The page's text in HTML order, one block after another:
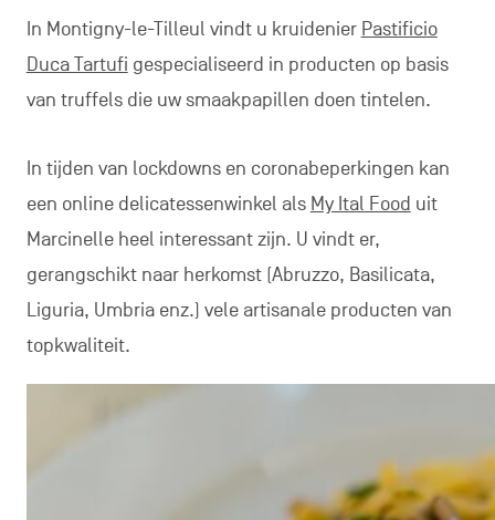
In Montigny-le-Tilleul vindt u kruidenier Pastificio
Duca Tartufi gespecialiseerd in producten op basis
van truffels die uw smaakpapillen doen tintelen.
In tijden van lockdowns en coronabeperkingen kan
een online delicatessenwinkel als My Ital Food uit
Marcinelle heel interessant zijn. U vindt er,
gerangschikt naar herkomst (Abruzzo, Basilicata,
Liguria, Umbria enz.) vele artisanale producten van
topkwaliteit.